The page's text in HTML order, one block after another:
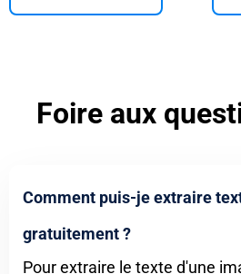
Foire aux
Comment puis-je extraire
gratuitement ?
Pour extraire le texte d'une